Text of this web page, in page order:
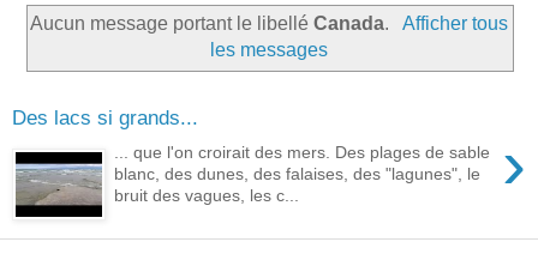
Aucun message portant le libelléCanada.
Afficher tous
les messages
Des lacs si grands...
›
... que l'on croirait des mers. Des plages de sable
blanc, des dunes, des falaises, des "lagunes", le
bruit des vagues, les c...